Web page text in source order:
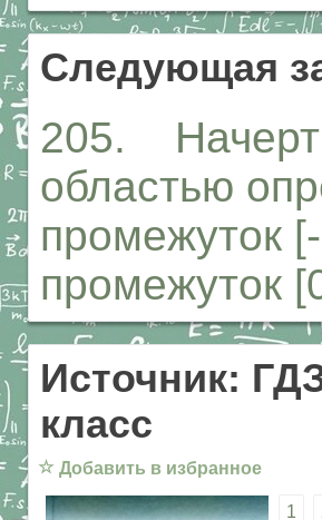
Следующая
205.
областью
промежуток
промежуток
Источник:
класс
☆ Добавить в избранное
1